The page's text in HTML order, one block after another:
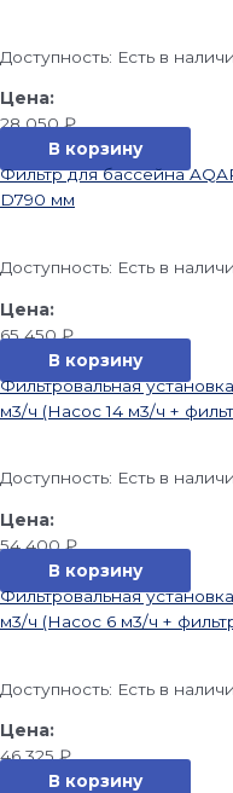
Доступность: Есть в
28 050₽
В корзину
Фильтр для бассейна
D790 мм
Доступность: Есть в
65 450₽
В корзину
Фильтровальная
м3/ч (Насос 14 м3/ч +
Доступность: Есть в
54 400₽
В корзину
Фильтровальная
м3/ч (Насос 6 м3/ч +
Доступность: Есть в
46 325₽
В корзину